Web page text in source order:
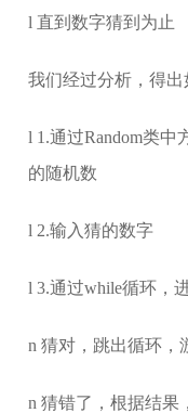
l 直到数字猜到为止
我们经过分析，得出
l 1.通过Random类中
的随机数
l 2.输入猜的数字
l 3.通过while循环，
n 猜对，跳出循环，
n 猜错了，根据结果